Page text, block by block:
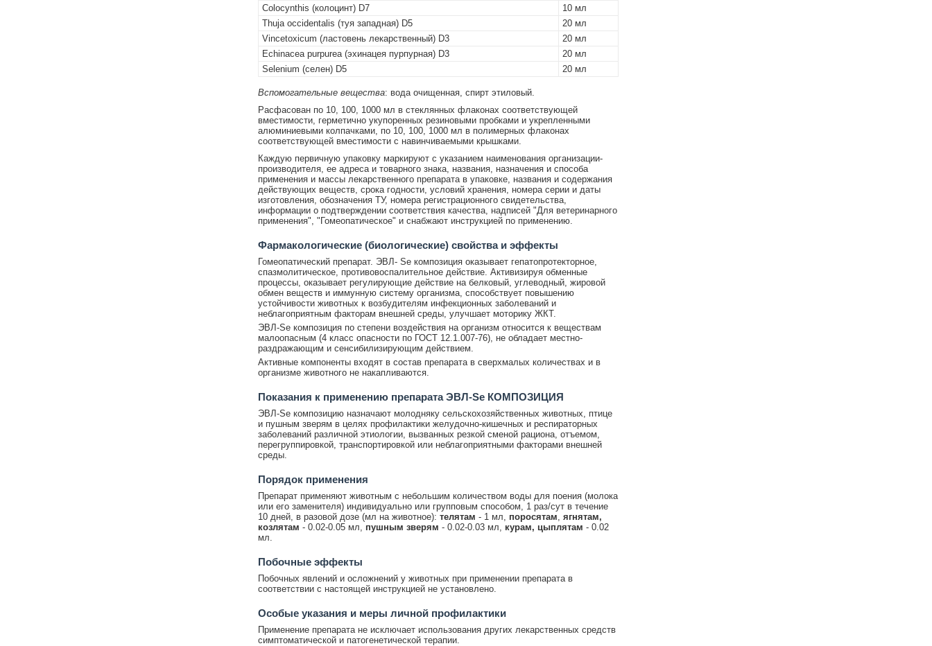
Colocynthis (колоцинт) D7
10 мл
Thuja occidentalis (туя западная) D5
20 мл
Vincetoxicum (ластовень лекарственный) D3
20 мл
Echinacea purpurea (эхинацея пурпурная) D3
20 мл
Selenium (селен) D5
20 мл
Вспомогательные вещества: вода очищенная, спирт этиловый.
Расфасован по 10, 100, 1000 мл в стеклянных флаконах соответствующей
вместимости, герметично укупоренных резиновыми пробками и укрепленными
алюминиевыми колпачками, по 10, 100, 1000 мл в полимерных флаконах
соответствующей вместимости с навинчиваемыми крышками.
Каждую первичную упаковку маркируют с указанием наименования организации-
производителя, ее адреса и товарного знака, названия, назначения и способа
применения и массы лекарственного препарата в упаковке, названия и содержания
действующих веществ, срока годности, условий хранения, номера серии и даты
изготовления, обозначения ТУ, номера регистрационного свидетельства,
информации о подтверждении соответствия качества, надписей "Для ветеринарного
применения", "Гомеопатическое" и снабжают инструкцией по применению.
Фармакологические (биологические) свойства и эффекты
Гомеопатический препарат. ЭВЛ- Se композиция оказывает гепатопротекторное,
спазмолитическое, противовоспалительное действие. Активизируя обменные
процессы, оказывает регулирующие действие на белковый, углеводный, жировой
обмен веществ и иммунную систему организма, способствует повышению
устойчивости животных к возбудителям инфекционных заболеваний и
неблагоприятным факторам внешней среды, улучшает моторику ЖКТ.
ЭВЛ-Se композиция по степени воздействия на организм относится к веществам
малоопасным (4 класс опасности по ГОСТ 12.1.007-76), не обладает местно-
раздражающим и сенсибилизирующим действием.
Активные компоненты входят в состав препарата в сверхмалых количествах и в
организме животного не накапливаются.
Показания к применению препарата ЭВЛ-Se КОМПОЗИЦИЯ
ЭВЛ-Sе композицию назначают молодняку сельскохозяйственных животных, птице
и пушным зверям в целях профилактики желудочно-кишечных и респираторных
заболеваний различной этиологии, вызванных резкой сменой рациона, отъемом,
перегруппировкой, транспортировкой или неблагоприятными факторами внешней
среды.
Порядок применения
Препарат применяют животным с небольшим количеством воды для поения (молока
или его заменителя) индивидуально или групповым способом, 1 раз/сут в течение
10 дней, в разовой дозе (мл на животное): телятам - 1 мл, поросятам, ягнятам,
козлятам - 0.02-0.05 мл, пушным зверям - 0.02-0.03 мл, курам, цыплятам - 0.02
мл.
Побочные эффекты
Побочных явлений и осложнений у животных при применении препарата в
соответствии с настоящей инструкцией не установлено.
Особые указания и меры личной профилактики
Применение препарата не исключает использования других лекарственных средств
симптоматической и патогенетической терапии.